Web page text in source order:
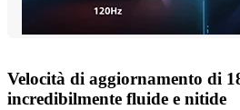
Velocità di aggiornamento di
incredibilmente fluide e nitide